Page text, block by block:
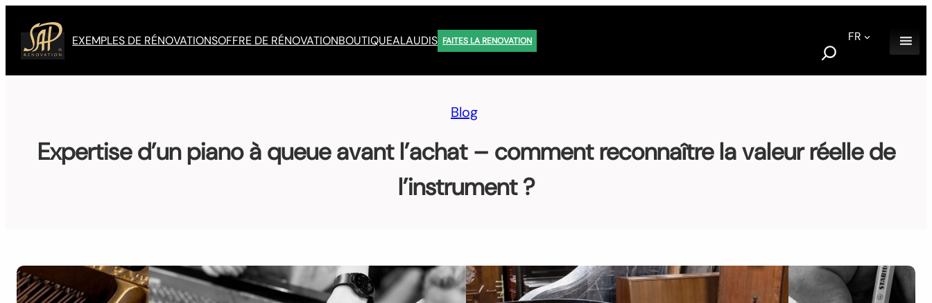
contenu
EXEMPLES DE RÉNOVATIONSOFFRE DE RÉNOVATIONBOUTIQUEALAUDIS FAITES LA RENOVATION
e
FR
Blog
Expertise d’un piano à queue avant l’achat – comment reconnaître la valeur réelle de
l’instrument ?